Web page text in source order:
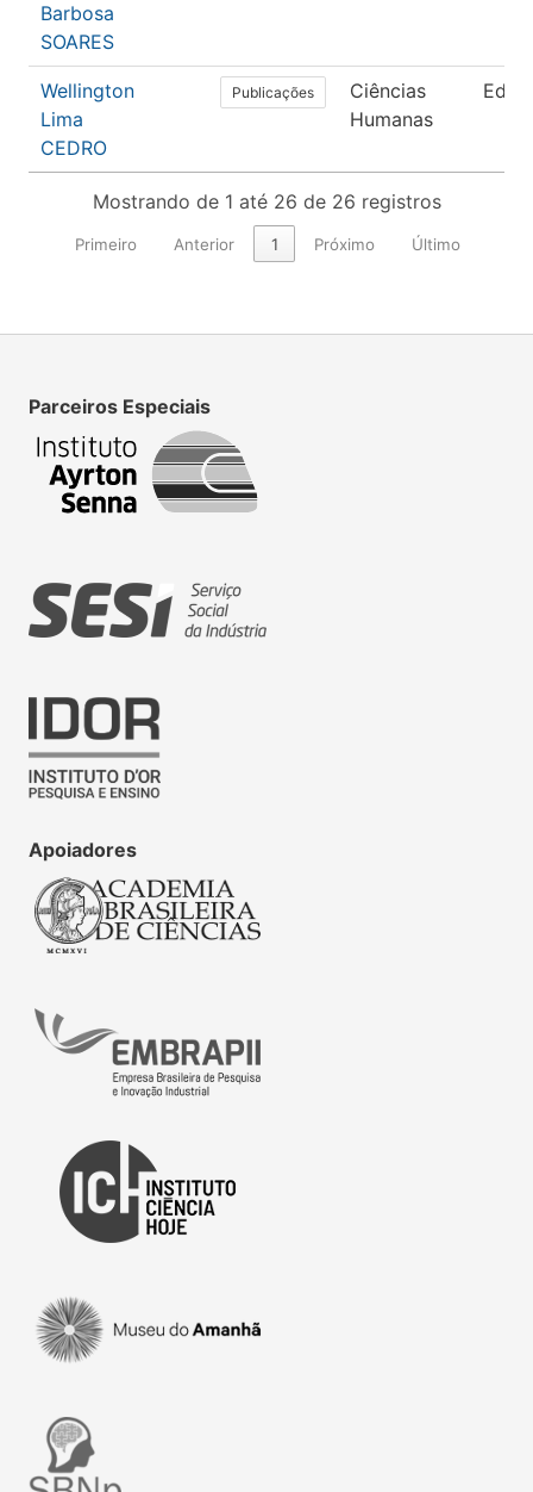
Barbosa
SOARES
Wellington
Lima
CEDRO
Publicações
Ciências
Humanas
Mostrando de 1 até 26 de 26 registros
Primeiro Anterior 1 Próximo Último
Parceiros Especiais
Apoiadores